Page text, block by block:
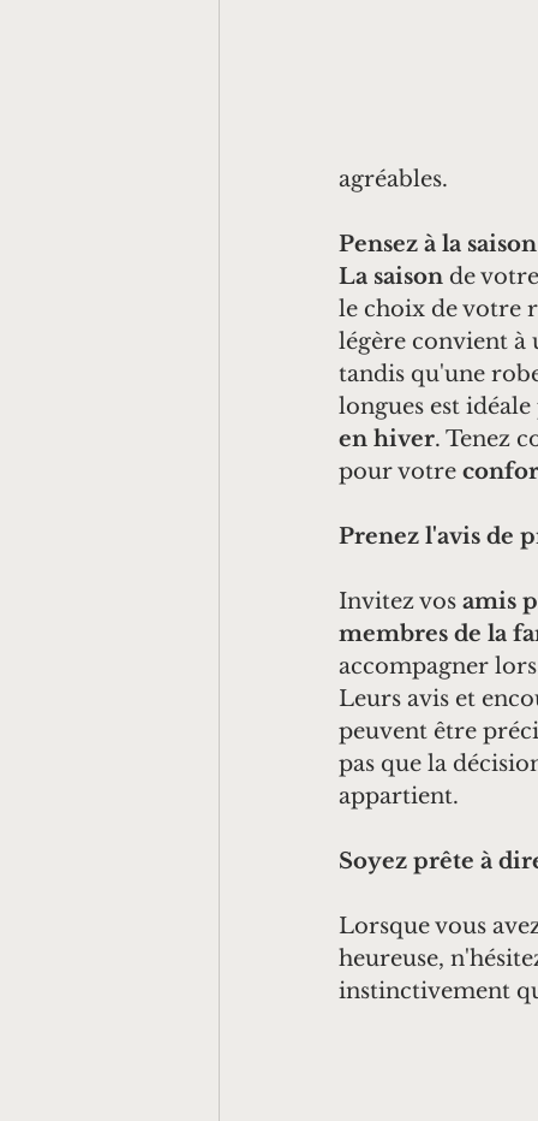
agréables.
Pensez à la saison
La saison de
le choix de votre
légère convient à
tandis qu'une
longues est
en hiver. Tenez
pour votre
Prenez l'avis de
Invitez vos amis
membres de la
accompagner lors
Leurs avis et
peuvent être
pas que la
appartient.
Soyez prête à
Lorsque vous
heureuse,
instinctivement